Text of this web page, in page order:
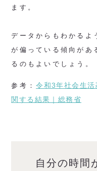
ます。
データからもわかるよ
が偏っている傾向があ
るのもよいでしょう。
参考：令和3年社会生
関する結果｜総務省
自分の時間